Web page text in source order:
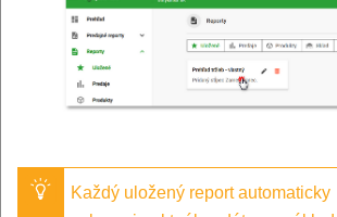
Každý uložený report automaticky